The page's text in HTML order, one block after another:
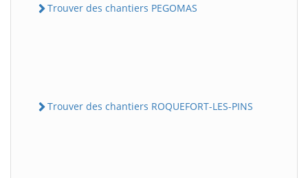
Trouver des chantiers PEGOMAS
Trouver des chantiers ROQUEFORT-LES-PINS